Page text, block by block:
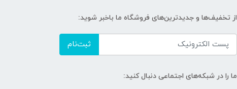
از تخفیف‌ها و جدیدترین‌های فروشگاه ما باخبر شوید:
ثبت‌نام
ما را در شبکه‌های اجتماعی دنبال کنید: